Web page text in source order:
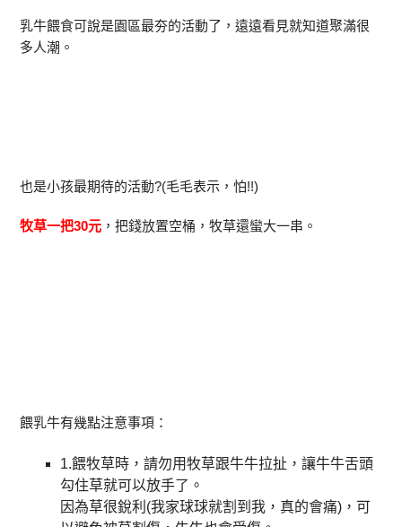
乳牛餵食可說是園區最夯的活動了，遠遠看見就知道聚滿很
多人潮。
也是小孩最期待的活動?(毛毛表示，怕!!)
牧草一把30元 ，把錢放置空桶，牧草還蠻大一串。
餵乳牛有幾點注意事項：
1.餵牧草時，請勿用牧草跟牛牛拉扯，讓牛牛舌頭
勾住草就可以放手了。
因為草很銳利(我家球球就割到我，真的會痛)，可